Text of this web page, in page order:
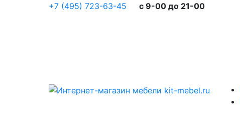
+7 (495) 723-63-45 c 9-00 до 21-00